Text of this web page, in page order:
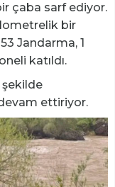
çaba sarf ediyor.
bir
Jandarma, 1
katıldı.
şekilde
ettiriyor.